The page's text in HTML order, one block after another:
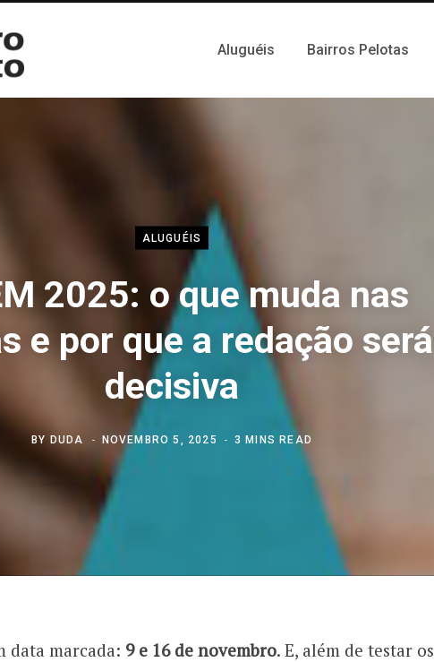
Aluguéis Bairros Pelotas
ALUGUÉIS
2025: o que muda nas
e por que a redação será
decisiva
BY DUDA NOVEMBRO 5, 2025 3 MINS READ
data marcada: 9 e 16 de novembro. E, além de testar os